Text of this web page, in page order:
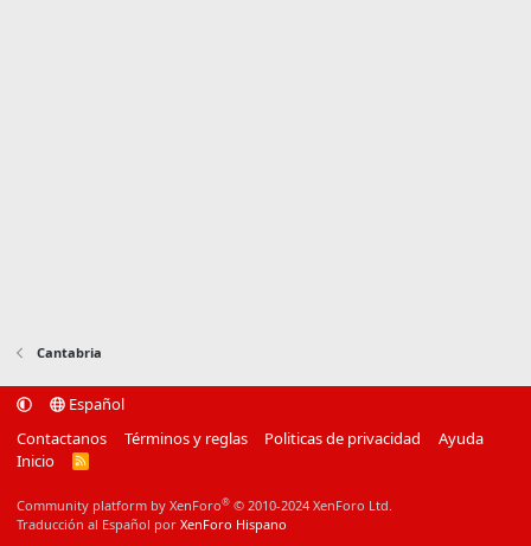
Cantabria
Español
Contactanos
Términos y reglas Politicas de privacidad
Ayuda
Inicio
R
Community platform by XenForo® © 2010-2024 XenForo Ltd.
Traducción al Español por XenForo Hispano